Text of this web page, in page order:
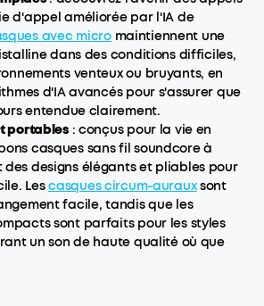
d'appel améliorée par l'IA de
avec micromaintiennent une
dans des conditions difficiles,
venteux ou bruyants, en
d'IA avancés pour s'assurer que
entendue clairement.
portables: conçus pour la vie en
casques sans fil soundcore à
designs élégants et pliables pour
Lescasques circum-aurauxsont
facile, tandis que les
sont parfaits pour les styles
un son de haute qualité où que